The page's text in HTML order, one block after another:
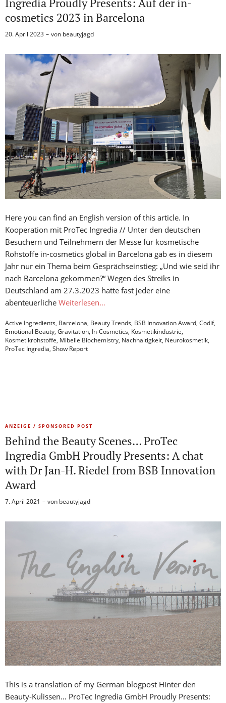
Ingredia Proudly Presents: Auf der in-
cosmetics 2023 in Barcelona
20. April 2023 von beautyjagd
Here you can find an English version of this article. In
Kooperation mit ProTec Ingredia // Unter den deutschen
Besuchern und Teilnehmern der Messe für kosmetische
Rohstoffe in-cosmetics global in Barcelona gab es in diesem
Jahr nur ein Thema beim Gesprächseinstieg: „Und wie seid ihr
nach Barcelona gekommen?“ Wegen des Streiks in
Deutschland am 27.3.2023 hatte fast jeder eine
abenteuerliche Weiterlesen…
Active Ingredients, Barcelona, Beauty Trends, BSB Innovation Award, Codif,
Emotional Beauty, Gravitation, In-Cosmetics, Kosmetikindustrie,
Kosmetikrohstoffe, Mibelle Biochemistry, Nachhaltigkeit, Neurokosmetik,
ProTec Ingredia, Show Report
ANZEIGE / SPONSORED POST
Behind the Beauty Scenes… ProTec
Ingredia GmbH Proudly Presents: A chat
with Dr Jan-H. Riedel from BSB Innovation
Award
7. April 2021 von beautyjagd
This is a translation of my German blogpost Hinter den
Beauty-Kulissen… ProTec Ingredia GmbH Proudly Presents: